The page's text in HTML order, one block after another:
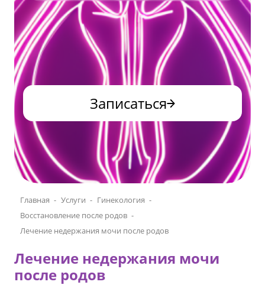
Записаться
Главная Услуги
Гинекология
Восстановление после родов
Лечение недержания мочи после родов
Лечение недержания мочи
после родов